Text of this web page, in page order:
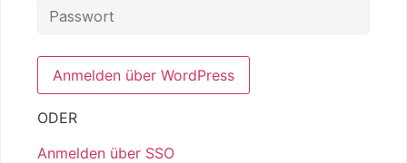
ODER
Anmelden über SSO